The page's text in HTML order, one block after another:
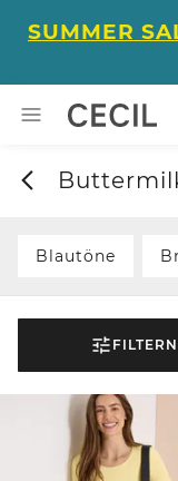
SUMMER
Blautöne
FILTERN